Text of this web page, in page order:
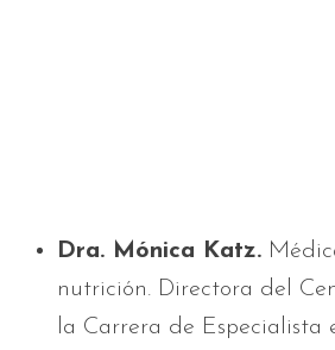
Dra. Mónica Katz.
nutrición. Directora del
la Carrera de Especialista